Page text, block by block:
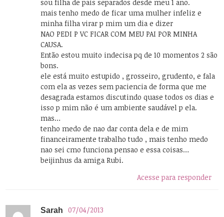
sou filha de pais separados desde meu 1 ano.
mais tenho medo de ficar uma mulher infeliz e
minha filha virar p mim um dia e dizer
NAO PEDI P VC FICAR COM MEU PAI POR MINHA
CAUSA.
Então estou muito indecisa pq de 10 momentos 2 são
bons.
ele está muito estupido , grosseiro, grudento, e fala
com ela as vezes sem paciencia de forma que me
desagrada estamos discutindo quase todos os dias e
isso p mim não é um ambiente saudável p ela.
mas…
tenho medo de nao dar conta dela e de mim
financeiramente trabalho tudo , mais tenho medo
nao sei cmo funciona pensao e essa coisas…
beijinhus da amiga Rubi.
Acesse para responder
Sarah
07/04/2013